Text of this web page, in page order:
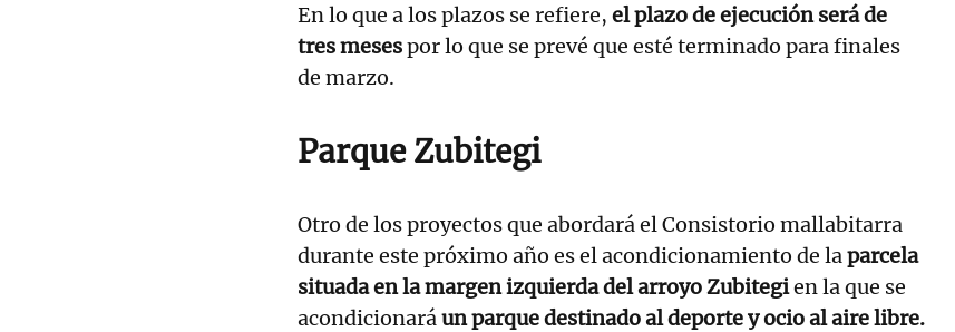
En lo que a los plazos se refiere, el plazo de ejecución será de
tres mesespor lo que se prevé que esté terminado para finales
de marzo.
Parque Zubitegi
Otro de los proyectos que abordará el Consistorio mallabitarra
durante este próximo año es el acondicionamiento de laparcela
situada en la margen izquierda del arroyo Zubitegien la que se
acondicionaráun parque destinado al deporte y ocio al aire libre.